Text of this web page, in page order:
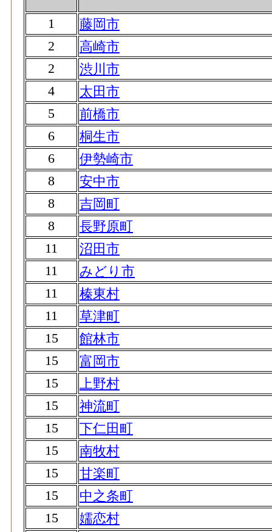
1
藤岡市
2
高崎市
2
渋川市
4
太田市
5
前橋市
6
桐生市
6
伊勢崎市
8
安中市
8
吉岡町
8
長野原町
11
沼田市
11
みどり市
11
榛東村
11
草津町
15
館林市
15
富岡市
15
上野村
15
神流町
15
下仁田町
15
南牧村
15
甘楽町
15
中之条町
15
嬬恋村